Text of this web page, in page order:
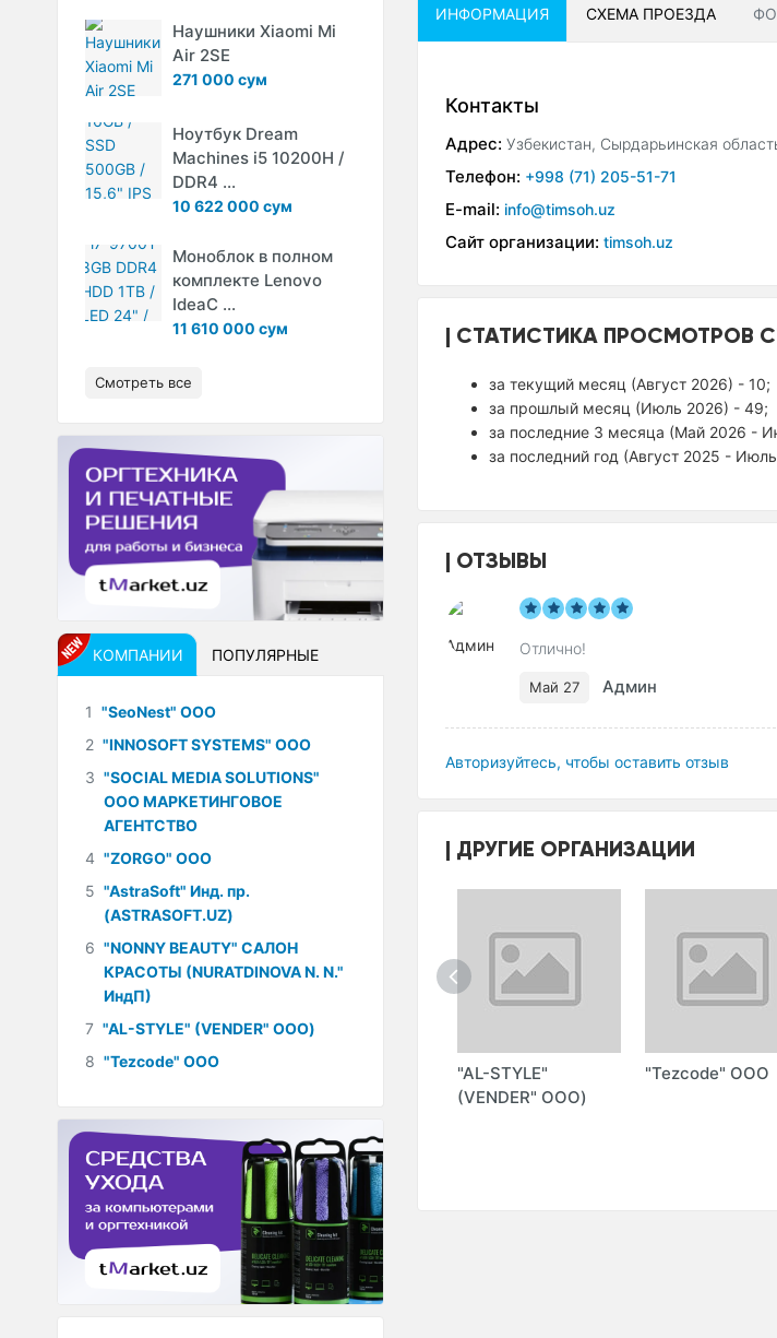
ИНФОРМАЦИЯ СХЕМА ПРОЕЗДА
Контакты
Адрес: Узбекистан, Сырдарьинская
Телефон: +998 (71) 205-51-71
E-mail: info@timsoh.uz
Сайт организации: timsoh.uz
СТАТИСТИКА ПРОСМОТРОВ
за текущий месяц (Август 2026) - 10;
за прошлый месяц (Июль 2026) - 49;
за последние 3 месяца (Май 2026 -
за последний год (Август 2025 -
ОТЗЫВЫ
Отлично!
Май 27 Админ
Авторизуйтесь, чтобы оставить отзыв
ДРУГИЕ ОРГАНИЗАЦИИ
"PROTOUCH"
ООО)
"AL-STYLE"
(VENDER" ООО)
"Tezcode" ООО
Наушники Xiaomi Mi
Air 2SE
271 000 сум
Ноутбук Dream
Machines i5 10200H /
DDR4 ...
10 622 000 сум
Моноблок в полном
комплекте Lenovo
IdeaC ...
11 610 000 сум
Смотреть все
КОМПАНИИ ПОПУЛЯРНЫЕ
1 "SeoNest" ООО
2 "INNOSOFT SYSTEMS" ООО
3 "SOCIAL MEDIA SOLUTIONS"
ООО МАРКЕТИНГОВОЕ
АГЕНТСТВО
4 "ZORGO" ООО
5 "AstraSoft" Инд. пр.
(ASTRASOFT.UZ)
6 "NONNY BEAUTY" САЛОН
КРАСОТЫ (NURATDINOVA N. N."
ИндП)
7 "AL-STYLE" (VENDER" ООО)
8 "Tezcode" ООО